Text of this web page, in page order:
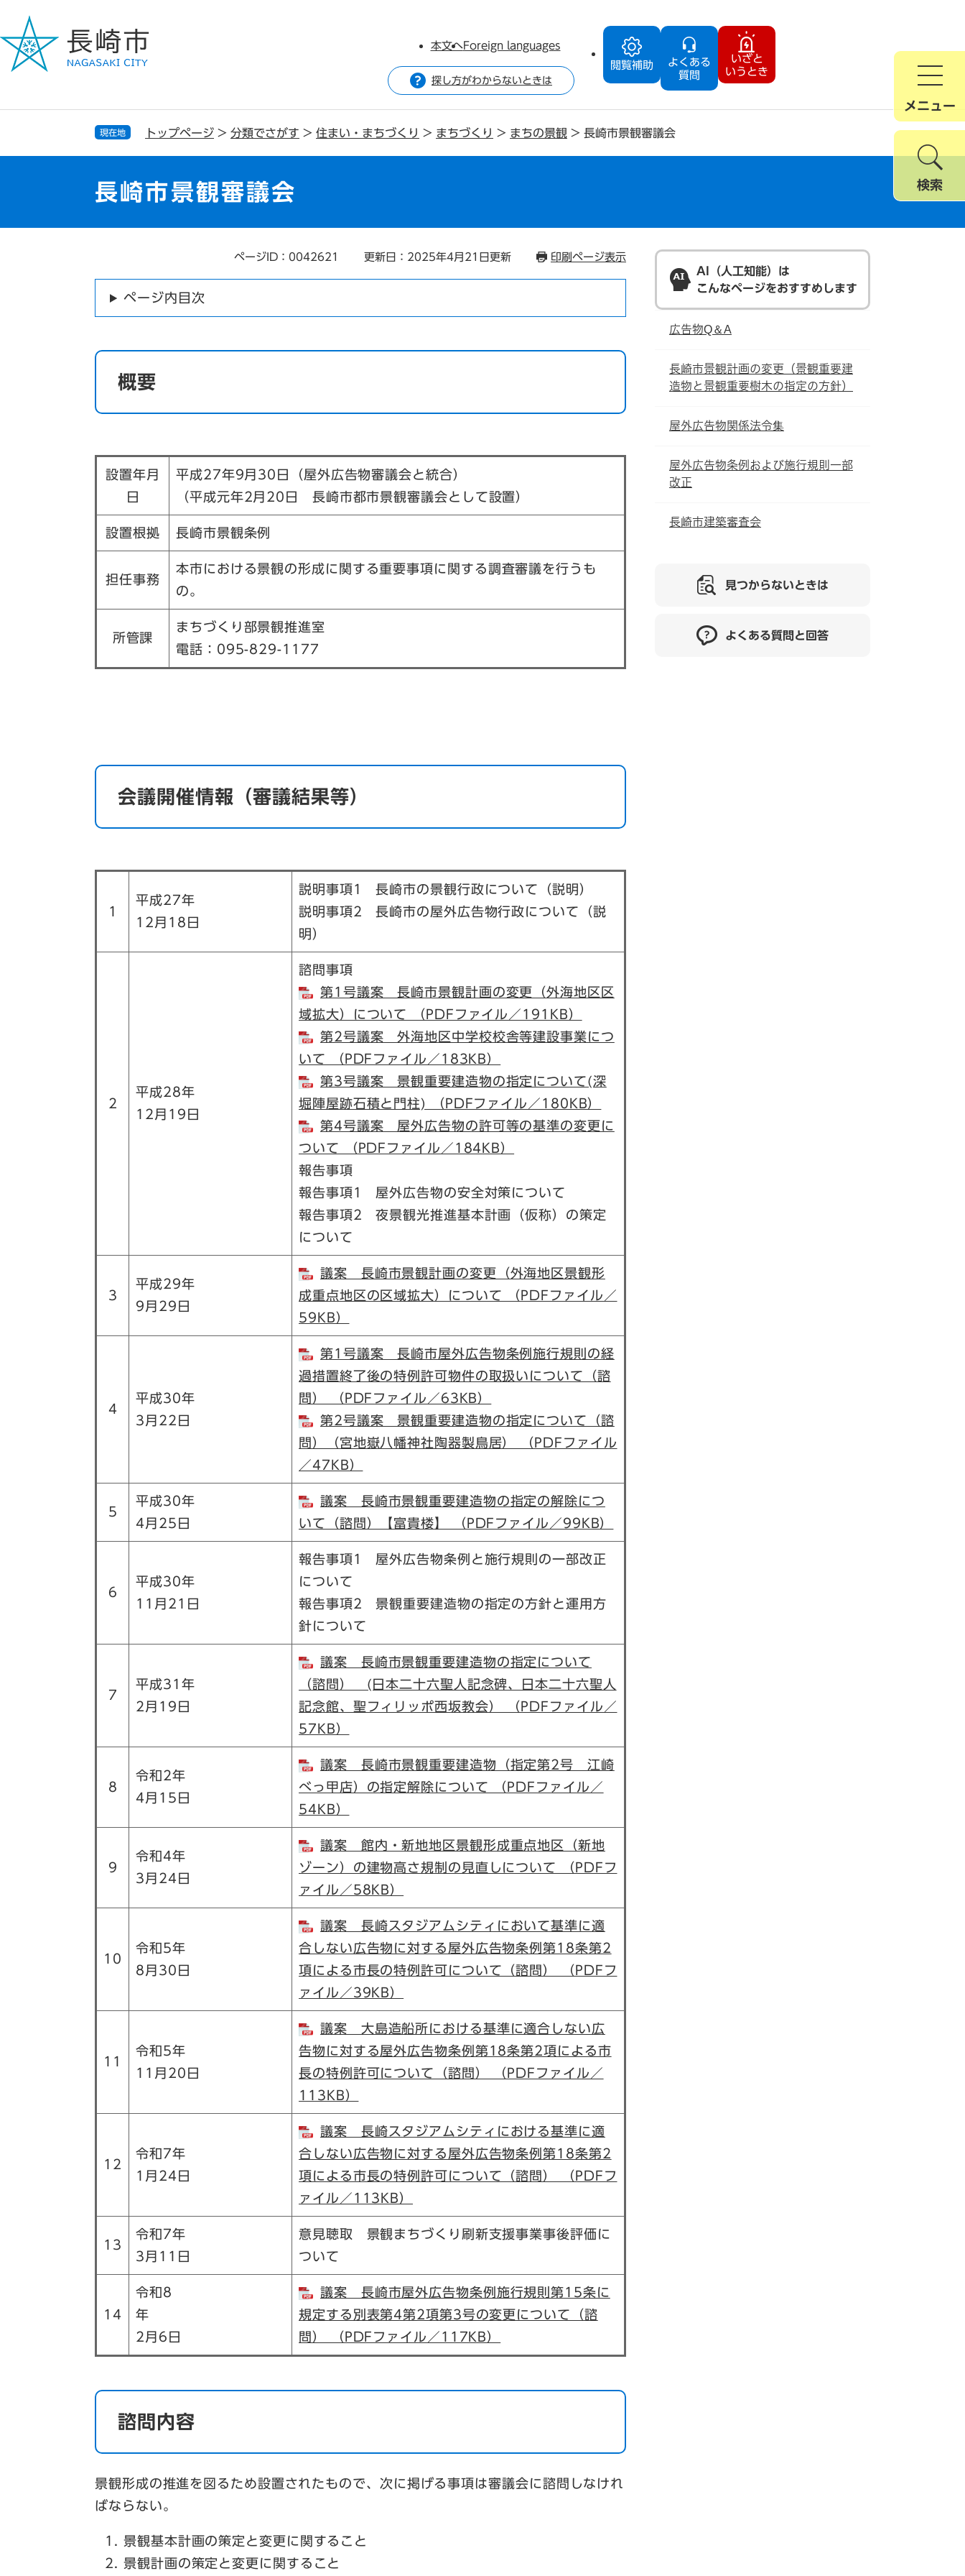
ジ
で
ュ
ば
閲覧補助
よくある
質問
いざと
いうとき
本文へForeign languages
探し方がわからないときは
メニュー
検索
現在地 トップページ > 分類でさがす > 住まい・まちづくり > まちづくり > まちの景観 > 長崎市景観審議会
長崎市景観審議会
ページID：0042621 更新日：2025年4月21日更新 印刷ページ表示
ページ内目次
概要
設置年月
日
平成27年9月30日（屋外広告物審議会と統合）
（平成元年2月20日 長崎市都市景観審議会として設置）
設置根拠 長崎市景観条例
担任事務
本市における景観の形成に関する重要事項に関する調査審議を行うも
の。
所管課
まちづくり部景観推進室
電話：095-829-1177
会議開催情報（審議結果等）
1
平成27年
12月18日
説明事項1 長崎市の景観行政について（説明）
説明事項2 長崎市の屋外広告物行政について（説
明）
2
平成28年
12月19日
諮問事項
第1号議案 長崎市景観計画の変更（外海地区区
域拡大）について （PDFファイル／191KB）
第2号議案 外海地区中学校校舎等建設事業につ
いて （PDFファイル／183KB）
第3号議案 景観重要建造物の指定について(深
堀陣屋跡石積と門柱) （PDFファイル／180KB）
第4号議案 屋外広告物の許可等の基準の変更に
ついて （PDFファイル／184KB）
報告事項
報告事項1 屋外広告物の安全対策について
報告事項2 夜景観光推進基本計画（仮称）の策定
について
3
平成29年
9月29日
議案 長崎市景観計画の変更（外海地区景観形
成重点地区の区域拡大）について （PDFファイル／
59KB）
4
平成30年
3月22日
第1号議案 長崎市屋外広告物条例施行規則の経
過措置終了後の特例許可物件の取扱いについて（諮
問） （PDFファイル／63KB）
第2号議案 景観重要建造物の指定について（諮
問）（宮地嶽八幡神社陶器製鳥居） （PDFファイル
／47KB）
5
平成30年
4月25日
議案 長崎市景観重要建造物の指定の解除につ
いて（諮問）【富貴楼】 （PDFファイル／99KB）
6
平成30年
11月21日
報告事項1 屋外広告物条例と施行規則の一部改正
について
報告事項2 景観重要建造物の指定の方針と運用方
針について
7
平成31年
2月19日
議案 長崎市景観重要建造物の指定について
（諮問） (日本二十六聖人記念碑、日本二十六聖人
記念館、聖フィリッポ西坂教会） （PDFファイル／
57KB）
8
令和2年
4月15日
議案 長崎市景観重要建造物（指定第2号 江崎
べっ甲店）の指定解除について （PDFファイル／
54KB）
9
令和4年
3月24日
議案 館内・新地地区景観形成重点地区（新地
ゾーン）の建物高さ規制の見直しについて （PDFフ
ァイル／58KB）
10
令和5年
8月30日
議案 長崎スタジアムシティにおいて基準に適
合しない広告物に対する屋外広告物条例第18条第2
項による市長の特例許可について（諮問） （PDFフ
ァイル／39KB）
11
令和5年
11月20日
議案 大島造船所における基準に適合しない広
告物に対する屋外広告物条例第18条第2項による市
長の特例許可について（諮問） （PDFファイル／
113KB）
12
令和7年
1月24日
議案 長崎スタジアムシティにおける基準に適
合しない広告物に対する屋外広告物条例第18条第2
項による市長の特例許可について（諮問） （PDFフ
ァイル／113KB）
13
令和7年
3月11日
意見聴取 景観まちづくり刷新支援事業事後評価に
ついて
14
令和8
年
2月6日
議案 長崎市屋外広告物条例施行規則第15条に
規定する別表第4第2項第3号の変更について（諮
問） （PDFファイル／117KB）
諮問内容
景観形成の推進を図るため設置されたもので、次に掲げる事項は審議会に諮問しなけれ
ばならない。
景観基本計画の策定と変更に関すること
景観計画の策定と変更に関すること
AI（人工知能）は
こんなページをおすすめします
広告物Q＆A
長崎市景観計画の変更（景観重要建
造物と景観重要樹木の指定の方針）
屋外広告物関係法令集
屋外広告物条例および施行規則一部
改正
長崎市建築審査会
見つからないときは
よくある質問と回答